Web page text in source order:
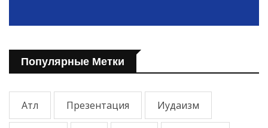
Популярные Метки
Атл Презентация Иудаизм